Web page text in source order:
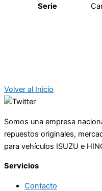
Serie
Volver al Inicio
Somos una empresa
repuestos originales,
para vehículos ISUZU e
Servicios
Contacto